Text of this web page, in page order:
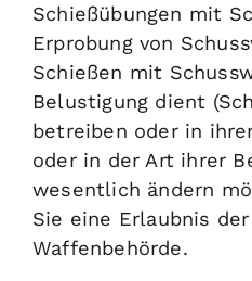
Schießübungen mit
Erprobung von
Schießen mit
Belustigung dient
betreiben oder in
oder in der Art ihrer
wesentlich ändern
Sie eine Erlaubnis
Waffenbehörde.